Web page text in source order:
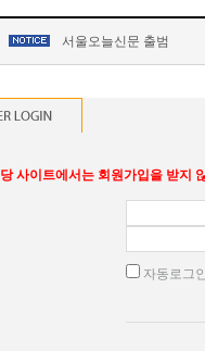
서울오늘신문 출범
당 사이트에서는 회원가입을 받지
자동로그